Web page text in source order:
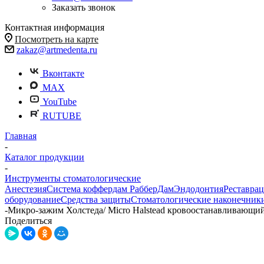
Заказать звонок
Контактная информация
Посмотреть на карте
zakaz@artmedenta.ru
Вконтакте
MAX
YouTube
RUTUBE
Главная
-
Каталог продукции
-
Инструменты стоматологические
АнестезияСистема коффердам РабберДамЭндодонтия
оборудованиеСредства защитыСтоматологические
-Микро-зажим Холстеда/ Micro Halstead
Поделиться